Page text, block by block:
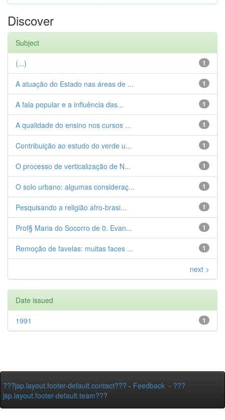
Discover
Subject
1
(...)
1
A atuação do Estado nas áreas de ...
1
A fala popular e a influência das...
1
A qualidade do ensino nos cursos ...
1
Contribuição ao estudo do verde u...
1
O processo de verticalização de N...
1
O solo urbano: algumas consideraç...
1
Pesquisando a religião afro-brasi...
1
Prof§ Maria do Socorro de 0. Evan...
1
Remoção de favelas: muitas faces ...
next >
Date issued
1
1991
???jsp.layout.footer-default.contact??? - Feedback - ???
jsp.layout.footer-default.team???